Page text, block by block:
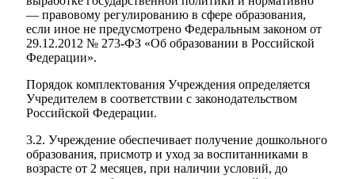
— правовому регулированию в сфере образования,
если иное не предусмотрено Федеральным законом от
29.12.2012 № 273-ФЗ «Об образовании в Российской
Федерации».
Порядок комплектования Учреждения определяется
Учредителем в соответствии с законодательством
Российской Федерации.
3.2. Учреждение обеспечивает получение дошкольного
образования, присмотр и уход за воспитанниками в
возрасте от 2 месяцев, при наличии условий, до